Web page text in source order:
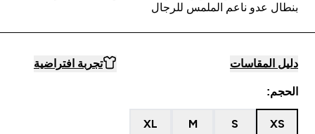
بنطال عدو ناعم الملمس للرجال
دليل المقاسات تجربة افتراضية
الحجم:
XS
S
M
XL